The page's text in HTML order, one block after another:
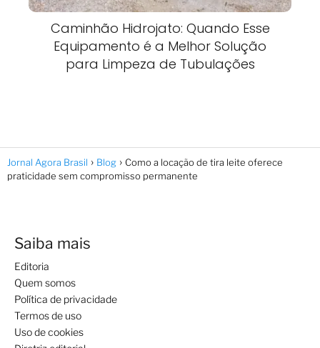
Caminhão Hidrojato: Quando Esse
Equipamento é a Melhor Solução
para Limpeza de Tubulações
Jornal Agora Brasil Blog
Como a locação de tira leite oferece
praticidade sem compromisso permanente
Saiba mais
Editoria
Quem somos
Política de privacidade
Termos de uso
Uso de cookies